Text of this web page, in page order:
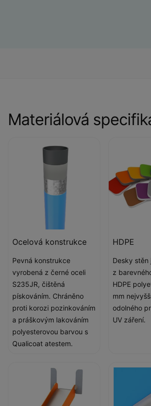
Materiálová
Ocelová konstrukce
Pevná konstrukce
vyrobená z černé oceli
S235JR, čištěná
pískováním. Chráněno
proti korozi pozinkováním
a práškovým lakováním
polyesterovou barvou s
Qualicoat atestem.
HDPE
Desky stěn
z
HDPE
mm
odolného
UV záření.